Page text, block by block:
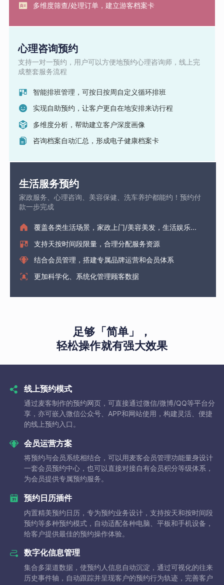
多维度筛查/处理订单，建立游客档案卡
心理咨询预约
支持一对一预约，用户可以方便地预约心理咨询师，线上完
成整套服务流程
智能排班管理，可按日按周自定义循环排班
实现自助预约，让客户更自在地安排来访行程
多维度分析，帮助建立客户深度画像
咨询档案自动汇总，形成电子健康档案卡
生活服务预约
家政服务、心理咨询、美容保健、洗车养护都能约！预约付
款一步完成
覆盖各类生活场景，家政上门/美容美发，生活娱乐...
支持天按时间段限量，合理分配服务资源
结合会员管理，搭建专属品牌运营和会员体系
更加科学化、系统化管理顾客数据
足够「简单」，
轻松操作就有强大效果
线上预约模式
通过麦客制作的预约网页，可直接通过微信/微博/QQ等平台分
享，亦可嵌入微信公众号、APP和网站使用，构建灵活、便捷
的线上预约入口。
会员运营方案
将预约与会员系统相结合，可以用麦客会员管理功能量身设计
一套会员预约中心，也可以直接对接自有会员积分等级体系，
为会员提供专属预约服务。
预约日历插件
内置精美预约日历，专为预约业务设计，支持按天和按时间段
预约等多种预约模式，自动适配各种电脑、平板和手机设备，
给客户提供最佳的预约操作体验。
数字化信息管理
集合多渠道数据，使预约人信息自动沉淀，通过可视化的往来
历史事件轴，自动跟踪并呈现客户的预约行为轨迹，完善客户